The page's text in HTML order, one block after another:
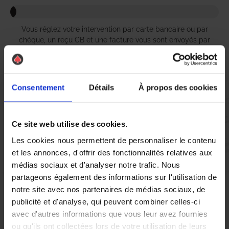
Consentement Détails À propos des cookies
Ce site web utilise des cookies.
Les cookies nous permettent de personnaliser le contenu
et les annonces, d'offrir des fonctionnalités relatives aux
médias sociaux et d'analyser notre trafic. Nous
partageons également des informations sur l'utilisation de
notre site avec nos partenaires de médias sociaux, de
publicité et d'analyse, qui peuvent combiner celles-ci
avec d'autres informations que vous leur avez fournies
ou qu'ils ont collectées lors de votre utilisation de leurs
Vous réglez votre intervention par carte bancaire ou par
chèque, un reçu CB et une facture vous sont envoyés par
Etape 5 :
Vous recevez une demande d’évaluation de votre expérience
avec l’équipe AS DE PIC.
Nous avons pensé à tout